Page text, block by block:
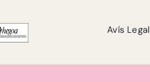
Avís Legal